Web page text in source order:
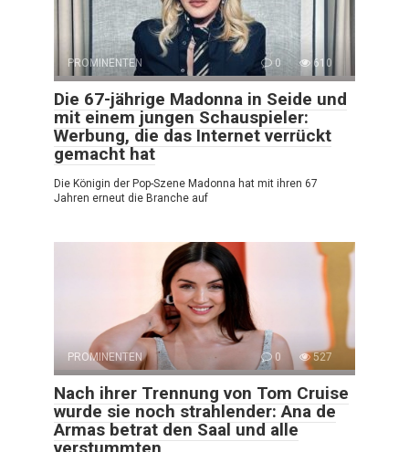
PROMINENTEN 0 610
Die 67-jährige Madonna in Seide und
mit einem jungen Schauspieler:
Werbung, die das Internet verrückt
gemacht hat
Die Königin der Pop-Szene Madonna hat mit ihren 67
Jahren erneut die Branche auf
PROMINENTEN 0 527
Nach ihrer Trennung von Tom Cruise
wurde sie noch strahlender: Ana de
Armas betrat den Saal und alle
verstummten